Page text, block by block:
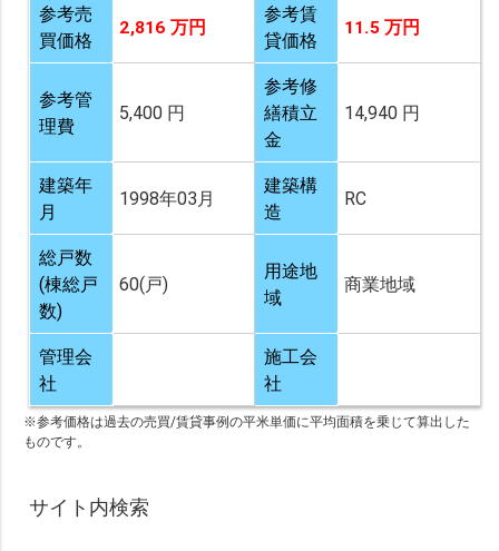
参考売
買価格
2,816 万円
参考賃
貸価格
11.5 万円
参考管
理費
5,400 円
参考修
繕積立
金
14,940 円
建築年
月
1998年03月
建築構
造
RC
総戸数
(棟総戸
数)
60(戸)
用途地
域
商業地域
管理会
社
施工会
社
※参考価格は過去の売買/賃貸事例の平米単価に平均面積を乗じて算出した
ものです。
サイト内検索